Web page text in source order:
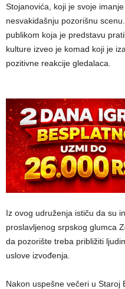
Stojanovića, koji je svoje
nesvakidašnju pozorišnu
publikom koja je predstavu
kulture izveo je komad koji je
pozitivne reakcije gledalaca.
Iz ovog udruženja ističu da su
proslavljenog srpskog glumca
da pozorište treba približiti
uslove izvođenja.
Nakon uspešne večeri u Staroj